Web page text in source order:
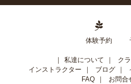
体験予約
私達について ク
インストラクター
ブログ
FAQ
お問合